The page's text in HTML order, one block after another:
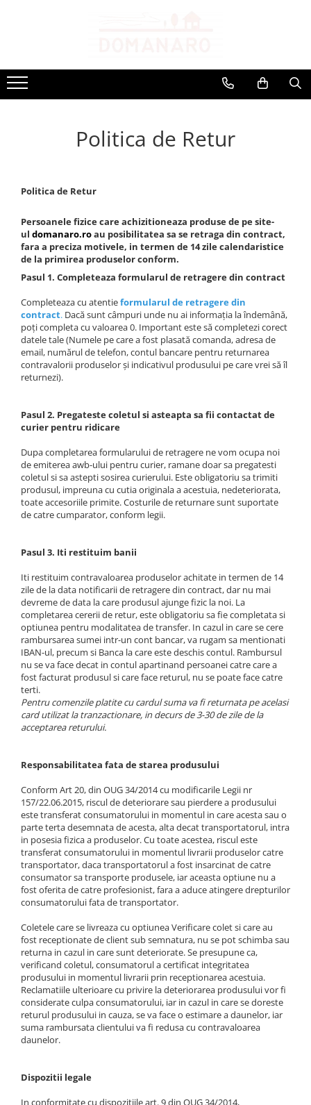
Aspiratoare
Steamere
Accesorii generatoare de abur
Tavi si Forme de Copt
Tigai din Fonta
Accesorii Vase Fonta
Jardiniere
Sere
Politica de Retur
Politica de Retur
Persoanele fizice care achizitioneaza produse de pe site-
ul domanaro.roau posibilitatea sa se retraga din contract,
fara a preciza motivele, in termen de 14 zile calendaristice
de la primirea produselor conform.
Pasul 1. Completeaza formularul de retragere din contract
Completeaza cu atentieformularul de retragere din
contract. Dacă sunt câmpuri unde nu ai informația la îndemână,
poți completa cu valoarea 0. Important este să completezi corect
datele tale (Numele pe care a fost plasată comanda, adresa de
email, numărul de telefon, contul bancare pentru returnarea
contravalorii produselor și indicativul produsului pe care vrei să îl
returnezi).
Pasul 2. Pregateste coletul si asteapta sa fii contactat de
curier pentru ridicare
Dupa completarea formularului de retragere ne vom ocupa noi
de emiterea awb-ului pentru curier, ramane doar sa pregatesti
coletul si sa astepti sosirea curierului. Este obligatoriu sa trimiti
produsul, impreuna cu cutia originala a acestuia, nedeteriorata,
toate accesoriile primite. Costurile de returnare sunt suportate
de catre cumparator, conform legii.
Pasul 3. Iti restituim banii
Iti restituim contravaloarea produselor achitate in termen de 14
zile de la data notificarii de retragere din contract, dar nu mai
devreme de data la care produsul ajunge fizic la noi. La
completarea cererii de retur, este obligatoriu sa fie completata si
optiunea pentru modalitatea de transfer. In cazul in care se cere
rambursarea sumei intr-un cont bancar, va rugam sa mentionati
IBAN-ul, precum si Banca la care este deschis contul. Rambursul
nu se va face decat in contul apartinand persoanei catre care a
fost facturat produsul si care face returul, nu se poate face catre
terti.
Pentru comenzile platite cu cardul suma va fi returnata pe acelasi
card utilizat la tranzactionare, in decurs de 3-30 de zile de la
acceptarea returului.
Responsabilitatea fata de starea produsului
Conform Art 20, din OUG 34/2014 cu modificarile Legii nr
157/22.06.2015, riscul de deteriorare sau pierdere a produsului
este transferat consumatorului in momentul in care acesta sau o
parte terta desemnata de acesta, alta decat transportatorul, intra
in posesia fizica a produselor. Cu toate acestea, riscul este
transferat consumatorului in momentul livrarii produselor catre
transportator, daca transportatorul a fost insarcinat de catre
consumator sa transporte produsele, iar aceasta optiune nu a
fost oferita de catre profesionist, fara a aduce atingere drepturilor
consumatorului fata de transportator.
Coletele care se livreaza cu optiunea Verificare colet si care au
fost receptionate de client sub semnatura, nu se pot schimba sau
returna in cazul in care sunt deteriorate. Se presupune ca,
verificand coletul, consumatorul a certificat integritatea
produsului in momentul livrarii prin receptionarea acestuia.
Reclamatiile ulterioare cu privire la deteriorarea produsului vor fi
considerate culpa consumatorului, iar in cazul in care se doreste
returul produsului in cauza, se va face o estimare a daunelor, iar
suma rambursata clientului va fi redusa cu contravaloarea
daunelor.
Dispozitii legale
In conformitate cu dispozitiile art. 9 din OUG 34/2014,